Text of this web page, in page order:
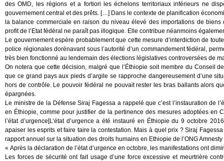
des OMD, les régions et a fortiori les échelons territoriaux inférieurs ne
gouvernement central et des prêts. […] Dans le contexte de planification
la balance commerciale en raison du niveau élevé des importations de
profit de l’Etat fédéral ne paraît pas illogique. Elle contribue néanmoins
Le gouvernement espère probablement que cette mesure d’interdiction de
police régionales dorénavant sous l’autorité d’un commandement fédéral,
très bien fonctionné au lendemain des élections législatives controversées de
On notera que cette décision, malgré que l’Éthiopie soit membre du Conseil
que ce grand pays aux pieds d’argile se rapproche dangereusement d’une
hors de contrôle. Le pouvoir fédéral ne pouvait rester les bras ballants alors
épargnées.
Le ministre de la Défense Siraj Fagessa a rappelé que c’est l’instauration de
en Éthiopie, comme pour justifier de la pertinence des mesures adoptées
l’état d’urgence[L’état d’urgence a été instauré en Éthiopie du 9 octobre
apaiser les esprits et faire taire la contestation. Mais à quel prix ? Siraj
rapport annuel sur la situation des droits humains en Ethiopie de l’ONG
« Après la déclaration de l’état d’urgence en octobre, les manifestations ont
Les forces de sécurité ont fait usage d’une force excessive et meurtrière